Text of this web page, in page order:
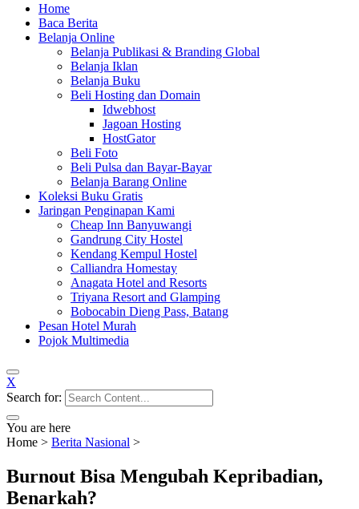
Home
Baca Berita
Belanja Online
Belanja Publikasi & Branding Global
Belanja Iklan
Belanja Buku
Beli Hosting dan Domain
Idwebhost
Jagoan Hosting
HostGator
Beli Foto
Beli Pulsa dan Bayar-Bayar
Belanja Barang Online
Koleksi Buku Gratis
Jaringan Penginapan Kami
Cheap Inn Banyuwangi
Gandrung City Hostel
Kendang Kempul Hostel
Calliandra Homestay
Anagata Hotel and Resorts
Triyana Resort and Glamping
Bobocabin Dieng Pass, Batang
Pesan Hotel Murah
Pojok Multimedia
X
Search for:
You are here
Home > Berita Nasional >
Burnout Bisa Mengubah Kepribadian,
Benarkah?